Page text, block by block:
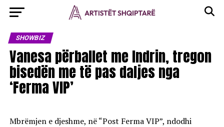
SHOWBIZ
Vanesa përballet me Indrin, tregon
bisedën me të pas daljes nga
‘Ferma VIP’
Mbrëmjen e djeshme, në “Post Ferma VIP”, ndodhi